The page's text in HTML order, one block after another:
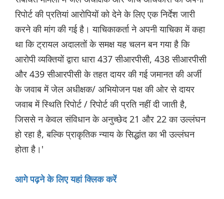
रिपोर्ट की प्रतियां आरोपियों को देने के‌ लिए एक निर्देश जारी
करने की मांग की गई है। याचिकाकर्ता ने अपनी याचिका में कहा
था कि ट्रायल अदालतों के समक्ष यह चलन बन गया है कि
आरोपी व्यक्तियों द्वारा धारा 437 सीआरपीसी, 438 सीआरपीसी
और 439 सीआरपीसी के तहत दायर की गई जमानत की अर्जी
के जवाब में जेल अधीक्षक/ अभियोजन पक्ष की ओर से दायर
जवाब में स्थिति रिपोर्ट / रिपोर्ट की प्रति नहीं दी जाती है,
जिससे न केवल संविधान के अनुच्छेद 21 और 22 का उल्लंघन
हो रहा है, बल्कि प्राकृतिक न्याय के सिद्धांत का भी उल्लंघन
होता है।'
आगे पढ़ने के लिए यहां क्लिक करें